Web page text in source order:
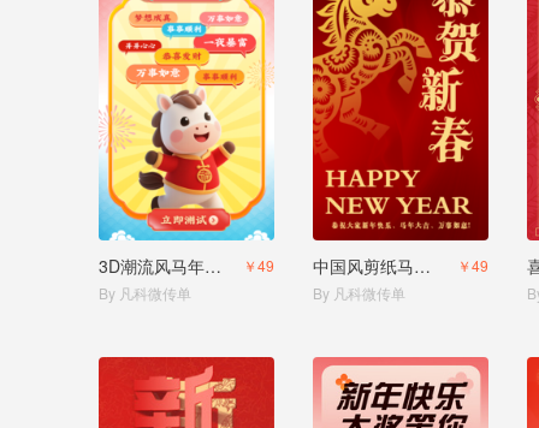
3D潮流风马年运势测试测测你2026的运势
￥49
By 凡科微传单
中国风剪纸马年祝福
￥49
By 凡科微传单